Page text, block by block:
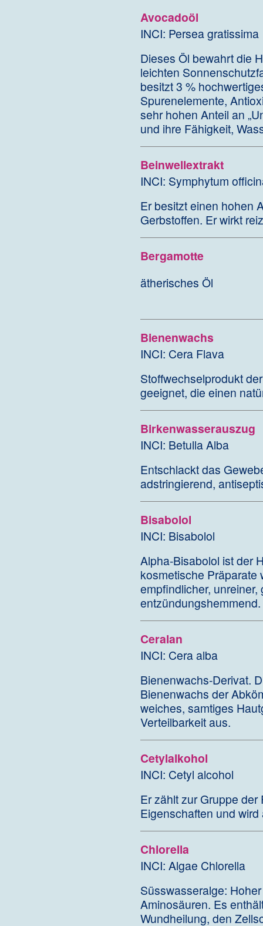
Avocadoöl
INCI: Persea gratissima
Dieses Öl bewahrt die
leichten
besitzt 3 %
Spurenelemente,
sehr hohen Anteil an
und ihre Fähigkeit,
Beinwellextrakt
INCI: Symphytum
Er besitzt einen hohen
Gerbstoffen. Er wirkt
Bergamotte
ätherisches Öl
Bienenwachs
INCI: Cera Flava
Stoffwechselprodukt
geeignet, die einen
Birkenwasserauszug
INCI: Betulla Alba
Entschlackt das
adstringierend,
Bisabolol
INCI: Bisabolol
Alpha-Bisabolol ist der
kosmetische Präparate
empfindlicher,
entzündungshemmend.
Ceralan
INCI: Cera alba
Bienenwachs-Derivat.
Bienenwachs der
weiches, samtiges
Verteilbarkeit aus.
Cetylalkohol
INCI: Cetyl alcohol
Er zählt zur Gruppe
Eigenschaften und
Chlorella
INCI: Algae Chlorella
Süsswasseralge:
Aminosäuren. Es
Wundheilung, den